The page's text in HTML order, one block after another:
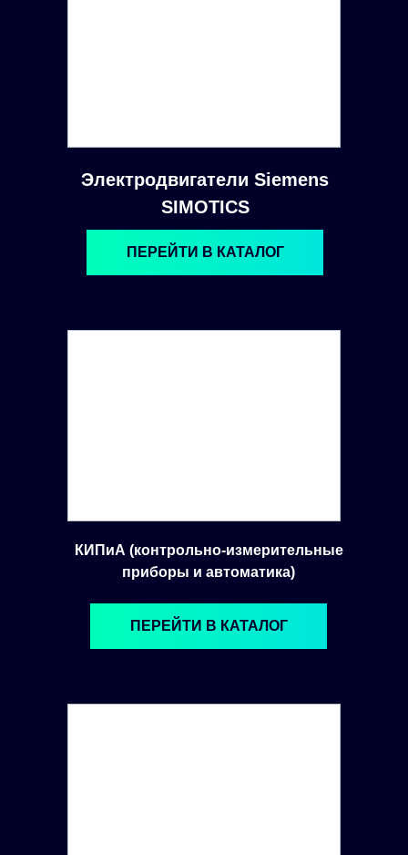
Электродвигатели Siemens
SIMOTICS
ПЕРЕЙТИ В КАТАЛОГ
КИПиА (контрольно-измерительные
приборы и автоматика)
ПЕРЕЙТИ В КАТАЛОГ